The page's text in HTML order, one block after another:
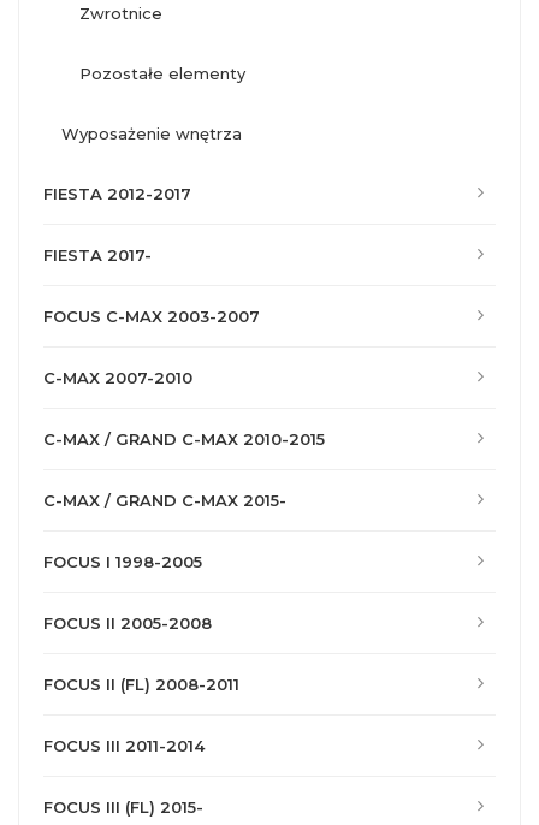
zwrotnice
pozostałe elementy
wyposażenie wnętrza
FIESTA 2012-2017
FIESTA 2017-
FOCUS C-MAX 2003-2007
C-MAX 2007-2010
C-MAX / GRAND C-MAX 2010-2015
C-MAX / GRAND C-MAX 2015-
FOCUS I 1998-2005
FOCUS II 2005-2008
FOCUS II (FL) 2008-2011
FOCUS III 2011-2014
FOCUS III (FL) 2015-